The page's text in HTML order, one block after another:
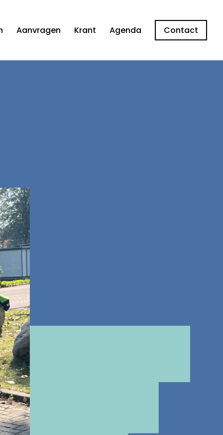
Aanvragen Krant Agenda Contact